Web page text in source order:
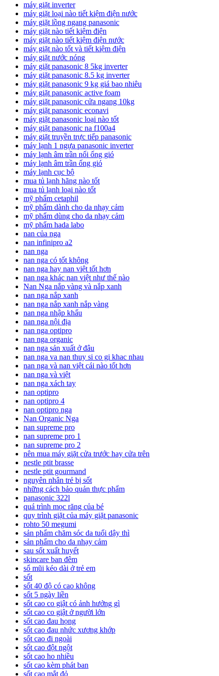
máy giặt inverter
máy giặt loại nào tiết kiệm điện nước
máy giặt lồng ngang panasonic
máy giặt nào tiết kiệm điện
máy giặt nào tiết kiệm điện nước
máy giặt nào tốt và tiết kiệm điện
máy giặt nước nóng
máy giặt panasonic 8 5kg inverter
máy giặt panasonic 8.5 kg inverter
máy giặt panasonic 9 kg giá bao nhiêu
máy giặt panasonic active foam
máy giặt panasonic cửa ngang 10kg
máy giặt panasonic econavi
máy giặt panasonic loại nào tốt
máy giặt panasonic na f100a4
máy giặt truyền trực tiếp panasonic
máy lạnh 1 ngựa panasonic inverter
máy lạnh âm trần nối ống gió
máy lạnh âm trần ống gió
máy lạnh cục bộ
mua tủ lạnh hãng nào tốt
mua tủ lạnh loại nào tốt
mỹ phẩm cetaphil
mỹ phẩm dành cho da nhạy cảm
mỹ phẩm dùng cho da nhạy cảm
mỹ phẩm hada labo
nan của nga
nan infinipro a2
nan nga
nan nga có tốt không
nan nga hay nan việt tốt hơn
nan nga khác nan việt như thế nào
Nan Nga nắp vàng và nắp xanh
nan nga nắp xanh
nan nga nắp xanh nắp vàng
nan nga nhập khẩu
nan nga nội địa
nan nga optipro
nan nga organic
nan nga sản xuất ở đâu
nan nga va nan thuy si co gi khac nhau
nan nga và nan việt cái nào tốt hơn
nan nga và việt
nan nga xách tay
nan optipro
nan optipro 4
nan optipro nga
Nan Organic Nga
nan supreme pro
nan supreme pro 1
nan supreme pro 2
nên mua máy giặt cửa trước hay cửa trên
nestle ptit brasse
nestle ptit gourmand
nguyên nhân trẻ bị sốt
những cách bảo quản thực phẩm
panasonic 322l
quá trình mọc răng của bé
quy trình giặt của máy giặt panasonic
rohto 50 megumi
sản phẩm chăm sóc da tuổi dậy thì
sản phẩm cho da nhạy cảm
sau sốt xuất huyết
skincare ban đêm
sổ mũi kéo dài ở trẻ em
sốt
sốt 40 độ có cao không
sốt 5 ngày liền
sốt cao co giật có ảnh hưởng gì
sốt cao co giật ở người lớn
sốt cao đau họng
sốt cao đau nhức xương khớp
sốt cao đi ngoài
sốt cao đột ngột
sốt cao ho nhiều
sốt cao kèm phát ban
sốt cao mắt đỏ